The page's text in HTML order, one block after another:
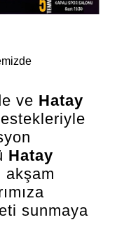
ve Hatay
Hatay
akşam
sunmaya